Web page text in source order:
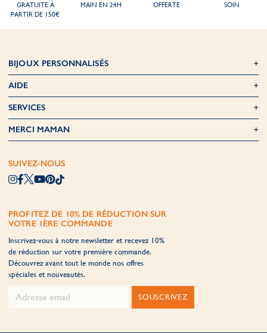
GRATUITE À
PARTIR DE 150€
MAIN EN 24H
OFFERTE
SOIN
BIJOUX PERSONNALISÉS
AIDE
SERVICES
MERCI MAMAN
SUIVEZ-NOUS
PROFITEZ DE 10% DE RÉDUCTION SUR
VOTRE 1ÈRE COMMANDE
Inscrivez-vous à notre newsletter et recevez 10%
de réduction sur votre première commande.
Découvrez avant tout le monde nos offres
spéciales et nouveautés.
SOUSCRIVEZ